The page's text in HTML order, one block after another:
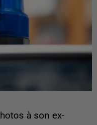
à son ex-